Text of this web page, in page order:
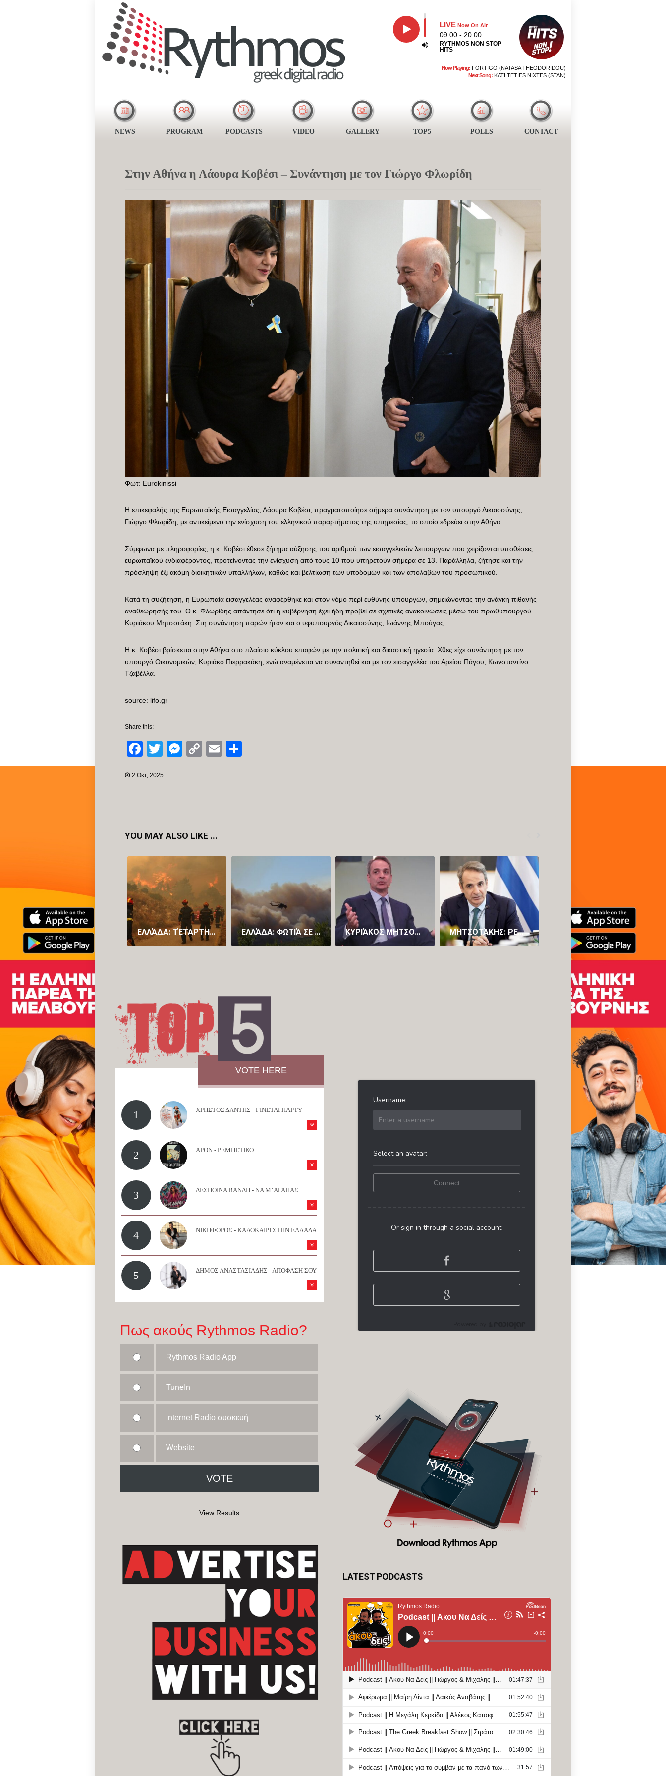
LIVE Now On Air
09:00 - 20:00
RYTHMOS NON STOP
HITS
Now Playing: FORTIGO (NATASA THEODORIDOU)
Next Song: KATI TETIES NIXTES (STAN)
NEWS PROGRAM PODCASTS VIDEO GALLERY TOP5 POLLS CONTACT
Στην Αθήνα η Λάουρα Κοβέσι – Συνάντηση με τον Γιώργο Φλωρίδη
Φωτ: Eurokinissi
Η επικεφαλής της Ευρωπαϊκής Εισαγγελίας, Λάουρα Κοβέσι, πραγματοποίησε σήμερα συνάντηση με τον υπουργό Δικαιοσύνης,
Γιώργο Φλωρίδη, με αντικείμενο την ενίσχυση του ελληνικού παραρτήματος της υπηρεσίας, το οποίο εδρεύει στην Αθήνα.
Σύμφωνα με πληροφορίες, η κ. Κοβέσι έθεσε ζήτημα αύξησης του αριθμού των εισαγγελικών λειτουργών που χειρίζονται υποθέσεις
ευρωπαϊκού ενδιαφέροντος, προτείνοντας την ενίσχυση από τους 10 που υπηρετούν σήμερα σε 13. Παράλληλα, ζήτησε και την
πρόσληψη έξι ακόμη διοικητικών υπαλλήλων, καθώς και βελτίωση των υποδομών και των απολαβών του προσωπικού.
Κατά τη συζήτηση, η Ευρωπαία εισαγγελέας αναφέρθηκε και στον νόμο περί ευθύνης υπουργών, σημειώνοντας την ανάγκη πιθανής
αναθεώρησής του. Ο κ. Φλωρίδης απάντησε ότι η κυβέρνηση έχει ήδη προβεί σε σχετικές ανακοινώσεις μέσω του πρωθυπουργού
Κυριάκου Μητσοτάκη. Στη συνάντηση παρών ήταν και ο υφυπουργός Δικαιοσύνης, Ιωάννης Μπούγας.
Η κ. Κοβέσι βρίσκεται στην Αθήνα στο πλαίσιο κύκλου επαφών με την πολιτική και δικαστική ηγεσία. Χθες είχε συνάντηση με τον
υπουργό Οικονομικών, Κυριάκο Πιερρακάκη, ενώ αναμένεται να συναντηθεί και με τον εισαγγελέα του Αρείου Πάγου, Κωνσταντίνο
Τζαβέλλα.
source: lifo.gr
Share this:
Facebook
TwitterMessenger
CopyEmail
2 Οκτ, 2025
YOU MAY ALSO LIKE ...
ΕΛΛΆΔΑ: ΤΈΤΑΡΤΗ ΝΎΧΤΑ ΜΆΧΗΣ ΜΕ ΤΙΣ ΦΛΌΓΕΣ ΣΤΑ ΜΈΤΩΠΑ ΤΗΣ ΑΤΤΙΚΉΣ ΚΑΙ ΤΗΣ ΒΟΙΩΤΊΑΣ (PICS) ΕΛΛΆΔΑ: ΦΩΤΙΆ ΣΕ ΔΥΤΙΚΉ ΑΤΤΙΚΉ ΚΑΙ ΒΟΙΩΤΊΑ – ΠΑΊΡΝΕΙ ΧΑΡΑΚΤΗΡΙΣΤΙΚΆ «MEGA FIRE» – ΠΡΟΣ ΜΆΝΔΡΑ ΤΟ ΜΈΤΩΠΟ ΚΥΡΙΆΚΟΣ ΜΗΤΣΟΤΆΚΗΣ: ΈΧΩ ΚΟΥΡΑΣΤΕΊ ΝΑ ΛΈΩ ΌΤΙ ΟΙ ΕΚΛΟΓΈΣ ΘΑ ΓΊΝΟΥΝ ΣΤΟ ΤΈΛΟΣ ΤΗΣ ΘΗΤΕΊΑΣ (VID) ΜΗΤΣΟΤΆΚΗΣ: ΡΕΑΛΙΣΤΙΚΉ Η ΑΥΤΟΔΥΝΑΜΊΑ, ΕΚΛΟΓΈΣ ΤΗΝ ΆΝΟΙΞΗ ΤΟΥ 2027 – ΤΙ ΛΈΕΙ ΓΙΑ ΤΟΥΡΚΊΑ, ΤΣΊΠΡΑ, ΣΑΜΑΡΆ ΕΛΛΆΔΑ: Ο ΆΡΕΙΟΣ ΠΆΓΟΣ ΑΠΈΡΡΙΨΕ ΩΣ ΑΠΑΡΆΔΕΚΤΗ ΤΗΝ ΠΡΟΣΦΥΓΉ ΚΟΒΈΣΙ ΓΙΑ ΤΗ ΘΗΤΕΊΑ ΤΩΝ ΤΡΙΏΝ ΕΛΛΉΝΩΝ ΕΥΡΩΕΙΣΑΓΓΕΛΈΩΝ
VOTE HERE
1 ΧΡΗΣΤΟΣ ΔΑΝΤΗΣ - ΓΙΝΕΤΑΙ ΠΑΡΤΥ
2 APON - ΡΕΜΠΕΤΙΚΟ
3 ΔΕΣΠΟΙΝΑ ΒΑΝΔΗ - ΝΑ Μ’ ΑΓΑΠΑΣ
4 ΝΙΚΗΦΟΡΟΣ - ΚΑΛΟΚΑΙΡΙ ΣΤΗΝ ΕΛΛΑΔΑ
5 ΔΗΜΟΣ ΑΝΑΣΤΑΣΙΑΔΗΣ - ΑΠΟΦΑΣΗ ΣΟΥ
Πως ακούς Rythmos Radio?
Rythmos Radio App
TuneIn
Internet Radio συσκευή
Website
View Results
LATEST PODCASTS